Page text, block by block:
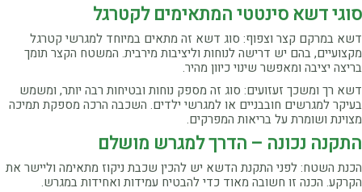
סוגי דשא סינטטי המתאימים לקטרגל
דשא במרקם קצר וצפוף: סוג דשא זה מתאים במיוחד למגרשי קטרגל
מקצועיים, בהם יש דרישה לנוחות וליציבות מירבית. המשטח הקצר תומך
בריצה יציבה ומאפשר שינוי כיוון מהיר.
דשא רך ומשכך זעזועים: סוג זה מספק נוחות ובטיחות רבה יותר, ומשמש
בעיקר למגרשים חובבניים או למגרשי ילדים. השכבה הרכה מספקת תמיכה
מצוינת ושומרת על בריאות המפרקים.
התקנה נכונה – הדרך למגרש מושלם
הכנת השטח: לפני התקנת הדשא יש להכין שכבת ניקוז מתאימה וליישר את
הקרקע. הכנה זו חשובה מאוד כדי להבטיח עמידות ואחידות במגרש.